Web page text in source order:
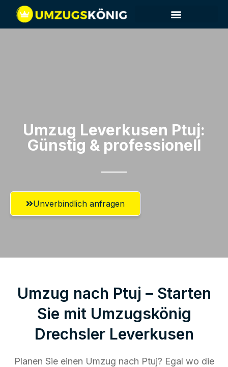
Umzug Leverkusen​ Ptuj:
Günstig & professionell​
Unverbindlich anfragen
Umzug nach Ptuj – Starten
Sie mit Umzugskönig
Drechsler Leverkusen
Planen Sie einen Umzug nach Ptuj? Egal wo die